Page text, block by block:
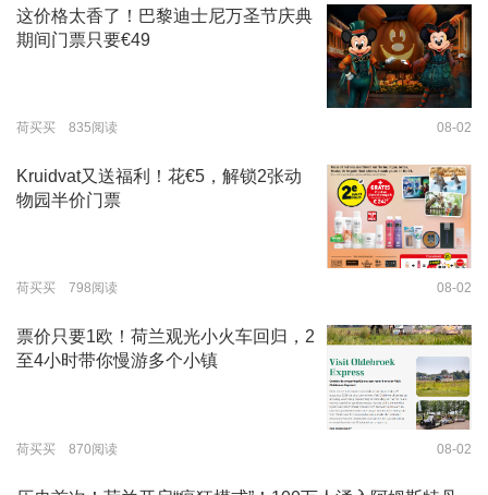
这价格太香了！巴黎迪士尼万圣节庆典
期间门票只要€49
荷买买 835阅读 08-02
Kruidvat又送福利！花€5，解锁2张动
物园半价门票
荷买买 798阅读 08-02
票价只要1欧！荷兰观光小火车回归，2
至4小时带你慢游多个小镇
荷买买 870阅读 08-02